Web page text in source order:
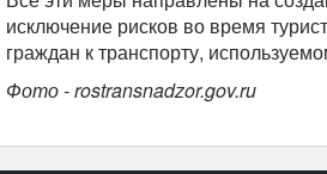
исключение рисков во время
граждан к транспорту,
Фото - rostransnadzor.gov.ru